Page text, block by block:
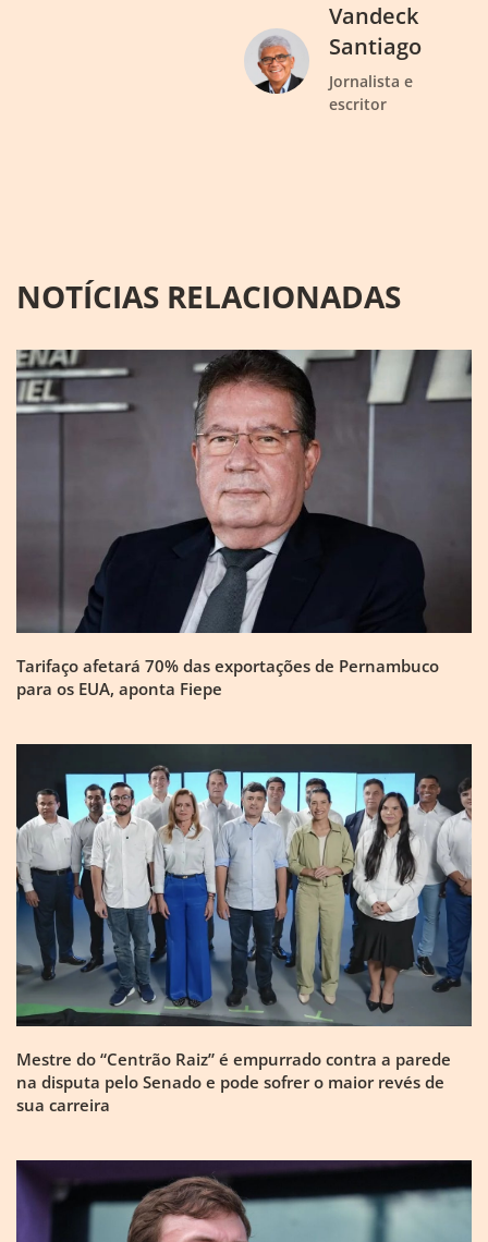
Vandeck
Santiago
Jornalista e
escritor
NOTÍCIAS RELACIONADAS
Tarifaço afetará 70% das exportações de Pernambuco
para os EUA, aponta Fiepe
Mestre do “Centrão Raiz” é empurrado contra a parede
na disputa pelo Senado e pode sofrer o maior revés de
sua carreira